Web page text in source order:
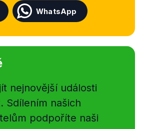
WhatsApp
nejnovější události
Sdílením našich
podpoříte naši